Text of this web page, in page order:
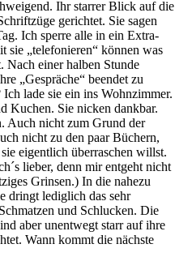
Ihr starrer Blick auf die
gerichtet. Sie sagen
Ich sperre alle in ein Extra-
sie „telefonieren“ können was
Nach einer halben Stunde
„Gespräche“ beendet zu
Ich lade sie ein ins Wohnzimmer.
Kuchen. Sie nicken dankbar.
Auch nicht zum Grund der
nicht zu den paar Büchern,
eigentlich überraschen willst.
lieber, denn mir entgeht nicht
Grinsen.) In die nahezu
dringt lediglich das sehr
und Schlucken. Die
aber unentwegt starr auf ihre
Wann kommt die nächste